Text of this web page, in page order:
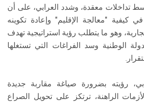
وسط تداخلات معقدة، وشدد العرابي، على أن
كيفية "معالجة الإقليم" وإعادة تكوينه
وهو ما يتطلب رؤية استراتيجية تهدف
الوطنية وسد الفراغات التي تستغلها
رؤيته بضرورة صياغة مقاربة جديدة
الراهنة، ترتكز على تحويل الصراع